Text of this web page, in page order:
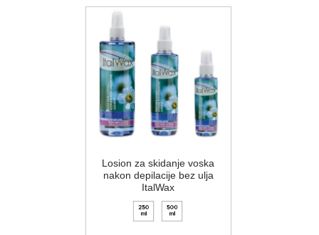
Losion za skidanje voska
nakon depilacije bez ulja
ItalWax